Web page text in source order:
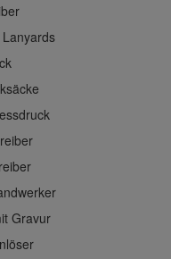
Gravur